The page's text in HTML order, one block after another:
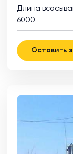
Длина
6000
Оставить